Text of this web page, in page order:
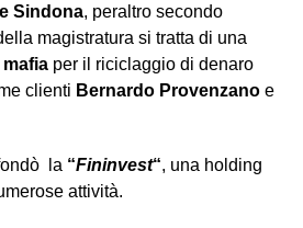
Sindona, peraltro secondo
magistratura si tratta di una
mafiaper il riciclaggio di denaro
clienti Bernardo Provenzanoe
la “Fininvest“, una holding
attività.